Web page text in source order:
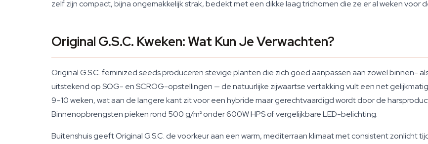
zelf zijn compact, bijna ongemakkelijk strak, bedekt met een dikke laag trichomen die ze er al weken voor
Original G.S.C. Kweken: Wat Kun Je Verwachten?
Original G.S.C. feminized seeds produceren stevige planten die zich goed aanpassen aan zowel binnen-
uitstekend op SOG- en SCROG-opstellingen — de natuurlijke zijwaartse vertakking vult een net
9–10 weken, wat aan de langere kant zit voor een hybride maar gerechtvaardigd wordt door de
Binnenopbrengsten pieken rond 500 g/m² onder 600W HPS of vergelijkbare LED-belichting.
Buitenshuis geeft Original G.S.C. de voorkeur aan een warm, mediterraan klimaat met consistent zonlicht